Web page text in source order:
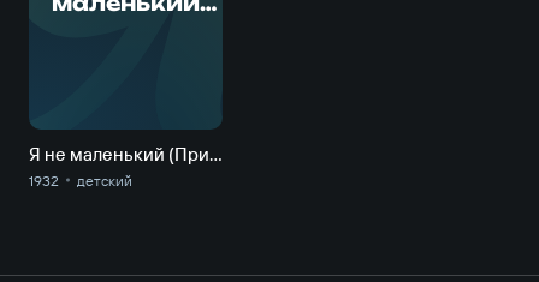
Я не маленький (Приключения Травки)
1932 детский